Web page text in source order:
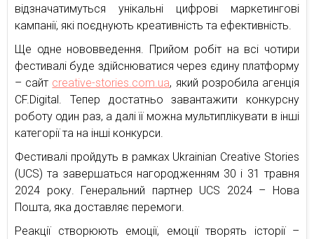
відзначатимуться унікальні цифрові маркетингові
кампанії, які поєднують креативність та ефективність.
Ще одне нововведення. Прийом робіт на всі чотири
фестивалі буде здійснюватися через єдину платформу
– сайт creative-stories.com.ua, який розробила агенція
CF.Digital. Тепер достатньо завантажити конкурсну
роботу один раз, а далі її можна мультиплікувати в інші
категорії та на інші конкурси.
Фестивалі пройдуть в рамках Ukrainian Creative Stories
(UCS) та завершаться нагородженням 30 і 31 травня
2024 року. Генеральний партнер UCS 2024 – Нова
Пошта, яка доставляє перемоги.
Реакції створюють емоції, емоції творять історії –